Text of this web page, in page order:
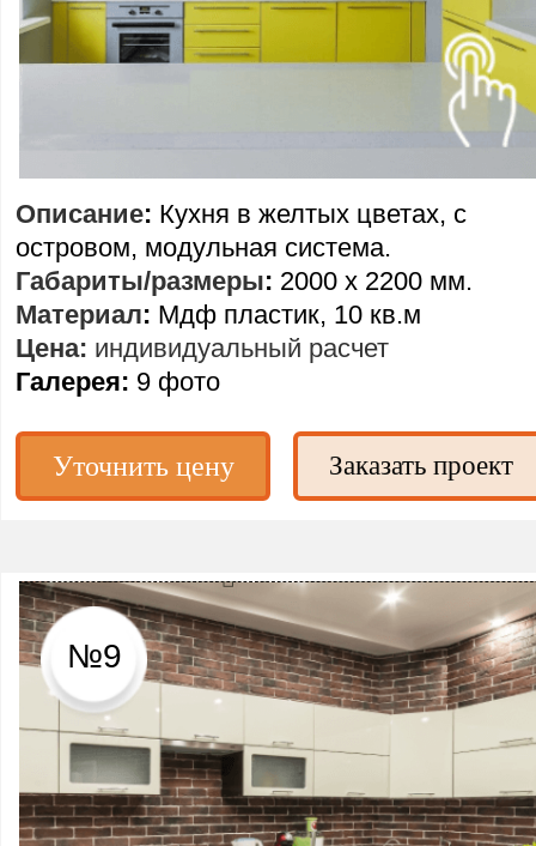
Описание: Кухня в желтых цветах, с
островом, модульная система.
Габариты/размеры: 2000 х 2200 мм.
Материал: Мдф пластик, 10 кв.м
Цена: индивидуальный расчет
Галерея: 9 фото
Уточнить цену Заказать проект
№9